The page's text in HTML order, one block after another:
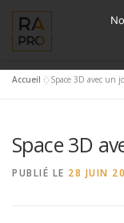
contenu
SERVICES RA’PRO
Accueil »Space 3D avec un
Space 3D
PUBLIÉ LE 28 JUIN